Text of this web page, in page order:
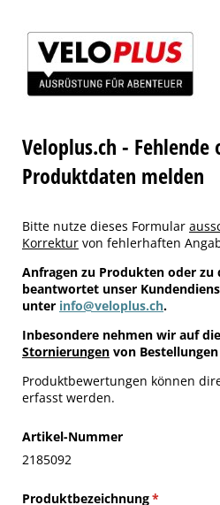
Veloplus.ch - Fehlende
Produktdaten melden
Bitte nutze dieses Formular
Korrektur von fehlerhaften
Anfragen zu Produkten oder zu
beantwortet unser
unter info@veloplus.ch.
Inbesondere nehmen wir auf
Stornierungen von
Produktbewertungen können
erfasst werden.
Artikel-Nummer
2185092
Produktbezeichnung*